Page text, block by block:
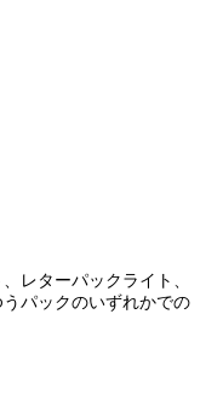
レターパックライト、
パックのいずれかでの